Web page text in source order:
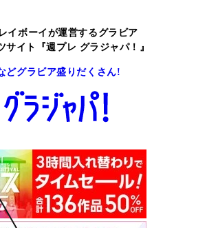
イボーイが運営するグラビア
サイト『週プレ グラジャパ！』
どグラビア盛りだくさん!